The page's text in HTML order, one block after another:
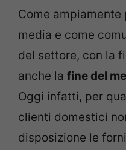
Come
media e come
del settore, con la
anche la fine del
Oggi infatti, per
clienti domestici
disposizione le